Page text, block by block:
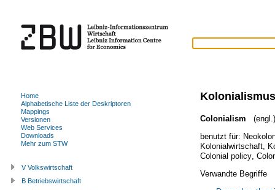
Kolonialismus
Colonialism
(engl.)
benutzt für:
Kolonialwirtschaft,
Colonial policy,
Verwandte Begriffe
Home
Alphabetische Liste der Deskriptoren
Mappings
Versionen
Web Services
Downloads
Mehr zum STW
V Volkswirtschaft
B Betriebswirtschaft